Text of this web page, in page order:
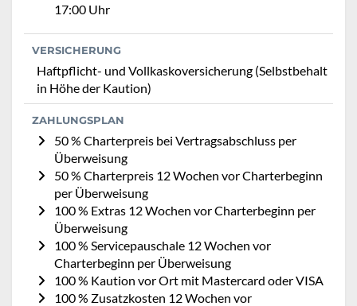
17:00 Uhr
VERSICHERUNG
Haftpflicht- und Vollkaskoversicherung (Selbstbehalt
in Höhe der Kaution)
ZAHLUNGSPLAN
50 % Charterpreis bei Vertragsabschluss per
Überweisung
50 % Charterpreis 12 Wochen vor Charterbeginn
per Überweisung
100 % Extras 12 Wochen vor Charterbeginn per
Überweisung
100 % Servicepauschale 12 Wochen vor
Charterbeginn per Überweisung
100 % Kaution vor Ort mit Mastercard oder VISA
100 % Zusatzkosten 12 Wochen vor